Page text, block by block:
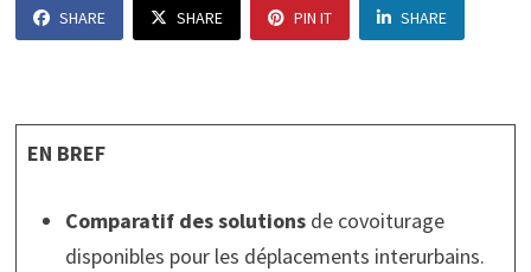
SHARE SHARE PIN IT SHARE
EN BREF
Comparatif des solutionsde covoiturage
disponibles pour les déplacements interurbains.